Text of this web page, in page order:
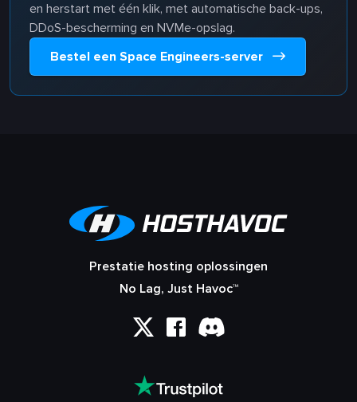
en herstart met één klik, met automatische back-ups,
DDoS-bescherming en NVMe-opslag.
Bestel een Space Engineers-server
Prestatie hosting oplossingen
No Lag, Just Havoc™